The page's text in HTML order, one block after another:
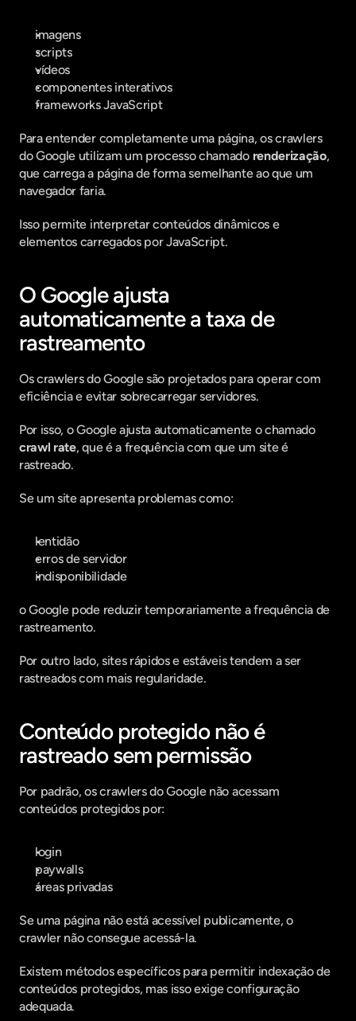
imagens
scripts
vídeos
componentes interativos
frameworks JavaScript
Para entender completamente uma página, os crawlers
do Google utilizam um processo chamado renderização,
que carrega a página de forma semelhante ao que um
navegador faria.
Isso permite interpretar conteúdos dinâmicos e
elementos carregados por JavaScript.
O Google ajusta
automaticamente a taxa de
rastreamento
Os crawlers do Google são projetados para operar com
eficiência e evitar sobrecarregar servidores.
Por isso, o Google ajusta automaticamente o chamado
crawl rate, que é a frequência com que um site é
rastreado.
Se um site apresenta problemas como:
lentidão
erros de servidor
indisponibilidade
o Google pode reduzir temporariamente a frequência de
rastreamento.
Por outro lado, sites rápidos e estáveis tendem a ser
rastreados com mais regularidade.
Conteúdo protegido não é
rastreado sem permissão
Por padrão, os crawlers do Google não acessam
conteúdos protegidos por:
login
paywalls
áreas privadas
Se uma página não está acessível publicamente, o
crawler não consegue acessá-la.
Existem métodos específicos para permitir indexação de
conteúdos protegidos, mas isso exige configuração
adequada.